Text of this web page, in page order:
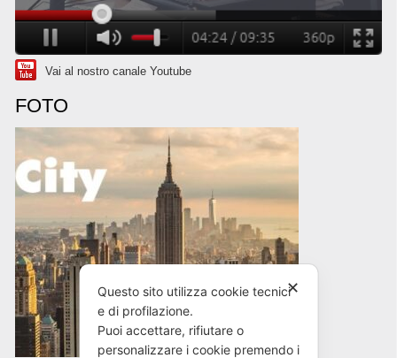
Vai al nostro canale Youtube
FOTO
✕
Questo sito utilizza cookie tecnici
e di profilazione.
Puoi accettare, rifiutare o
personalizzare i cookie premendo i